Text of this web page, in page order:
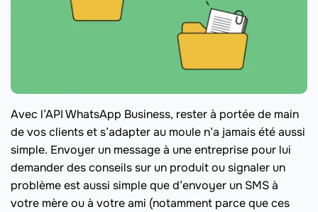
Avec l’API WhatsApp Business, rester à portée de main
de vos clients et s’adapter au moule n’a jamais été aussi
simple. Envoyer un message à une entreprise pour lui
demander des conseils sur un produit ou signaler un
problème est aussi simple que d’envoyer un SMS à
votre mère ou à votre ami (notamment parce que ces